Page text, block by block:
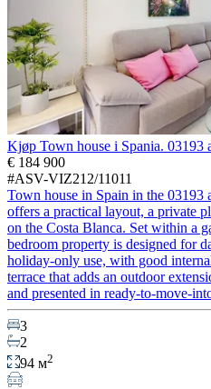
Kjøp Town house i Spania. 03193
€ 184 900
#ASV-VIZ212/11011
Town house in Spain in the 03193
offers a practical layout, a private
on the Costa Blanca. Set within a
bedroom property is designed for
holiday-only use, with good
terrace that adds an outdoor
and presented in ready-to-move-
3
2
94 м2